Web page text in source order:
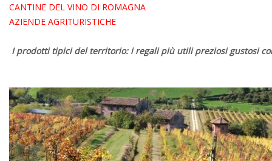
CANTINE DEL VINO DI ROMAGNA
AZIENDE AGRITURISTICHE
I prodotti tipici del territorio: i regali più utili preziosi gustosi